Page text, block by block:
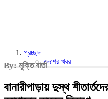
প্রচ্ছদ
দেশের খবর
By: মুক্তি বার্তা
বানারীপাড়ায় দুস্থ